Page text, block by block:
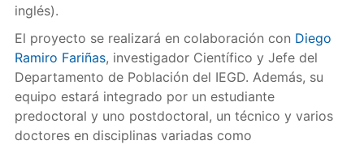
inglés).
El proyecto se realizará en colaboración con Diego
Ramiro Fariñas, investigador Científico y Jefe del
Departamento de Población del IEGD. Además, su
equipo estará integrado por un estudiante
predoctoral y uno postdoctoral, un técnico y varios
doctores en disciplinas variadas como